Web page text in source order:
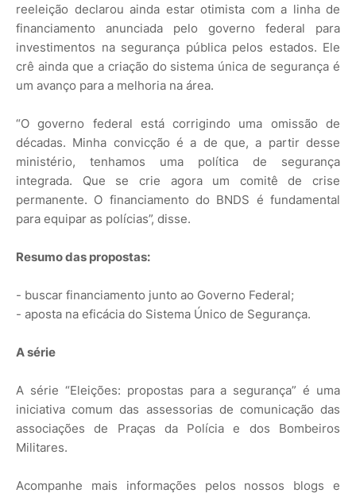
reeleição declarou ainda estar otimista com a linha de
financiamento anunciada pelo governo federal para
investimentos na segurança pública pelos estados. Ele
crê ainda que a criação do sistema única de segurança é
um avanço para a melhoria na área.
“O governo federal está corrigindo uma omissão de
décadas. Minha convicção é a de que, a partir desse
ministério, tenhamos uma política de segurança
integrada. Que se crie agora um comitê de crise
permanente. O financiamento do BNDS é fundamental
para equipar as polícias”, disse.
Resumo das propostas:
- buscar financiamento junto ao Governo Federal;
- aposta na eficácia do Sistema Único de Segurança.
A série
A série “Eleições: propostas para a segurança” é uma
iniciativa comum das assessorias de comunicação das
associações de Praças da Polícia e dos Bombeiros
Militares.
Acompanhe mais informações pelos nossos blogs e